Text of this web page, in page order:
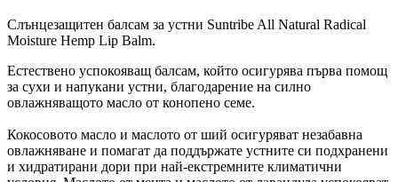
Слънцезащитен балсам за устни Suntribe All Natural Radical
Moisture Hemp Lip Balm.
Естествено успокояващ балсам, който осигурява първа помощ
за сухи и напукани устни, благодарение на силно
овлажняващото масло от конопено семе.
Кокосовото масло и маслото от ший осигуряват незабавна
овлажняване и помагат да поддържате устните си подхранени
и хидратирани дори при най-екстремните климатични